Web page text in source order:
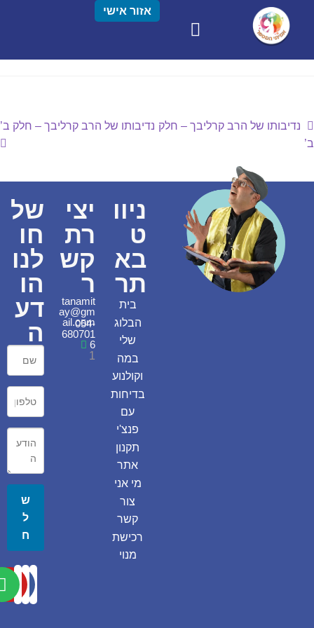
אזור אישי
נדיבותו של הרב קרליבך – חלק
ב’
נדיבותו של הרב קרליבך – חלק ב’
ניוו
ט
בא
תר
בית
הבלוג
שלי
במה
וקולנוע
בדיחות
עם
פנצ'י
תקנון
אתר
מי אני
צור
קשר
רכישת
מנוי
יצי
רת
קש
ר
tanamit
ay@gm
ail.com
054-
680701
6
1
של
חו
לנו
הו
דע
ה
ש
ל
ח